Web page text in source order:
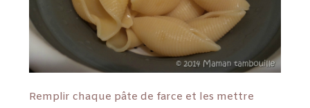
Remplir chaque pâte de farce et les mettre